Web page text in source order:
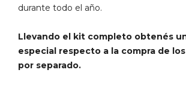
durante todo el año.
Llevando el kit completo obtenés
especial respecto a la compra de
por separado.